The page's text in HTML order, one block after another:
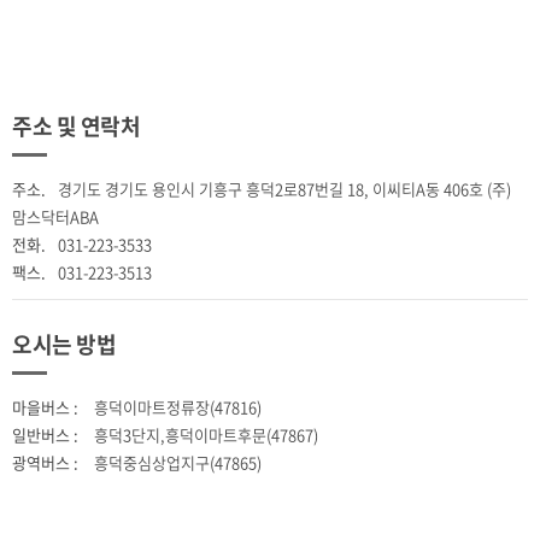
주소 및 연락처
주소.
경기도 경기도 용인시 기흥구 흥덕2로87번길 18, 이씨티A동 406호 (주)
맘스닥터ABA
전화. 031-223-3533
팩스. 031-223-3513
오시는 방법
마을버스 :
흥덕이마트정류장(47816)
일반버스 :
흥덕3단지,흥덕이마트후문(47867)
광역버스 :
흥덕중심상업지구(47865)